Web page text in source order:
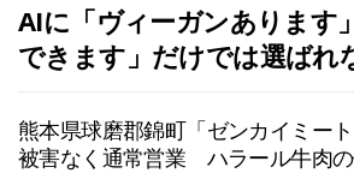
AIに「ヴィーガンあります
できます」だけでは選ばれ
熊本県球磨郡錦町「ゼンカイミー
被害なく通常営業 ハラール牛肉